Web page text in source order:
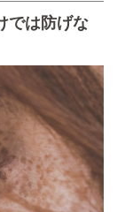
では防げな